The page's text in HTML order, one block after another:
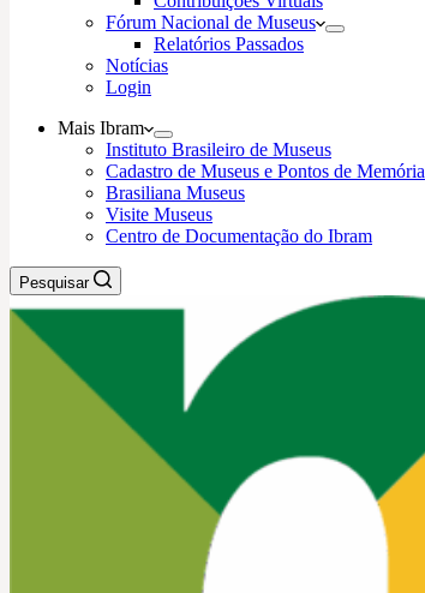
Fórum Nacional de Museus
Relatórios Passados
Notícias
Login
Mais Ibram
Instituto Brasileiro de Museus
Cadastro de Museus e Pontos de Memória
Brasiliana Museus
Visite Museus
Centro de Documentação do Ibram
Pesquisar